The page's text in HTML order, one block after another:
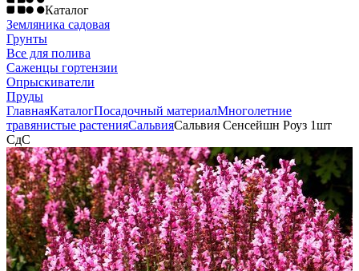
Каталог
Земляника садовая
Грунты
Все для полива
Саженцы гортензии
Опрыскиватели
Пруды
ГлавнаяКаталогПосадочный материалМноголетние
травянистые растенияСальвияСальвия Сенсейшн Роуз 1шт
СдС